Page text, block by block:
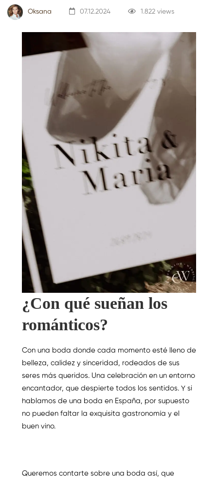
Oksana 07.12.2024 1.822 views
¿Con qué sueñan los
románticos?
Con una boda donde cada momento esté lleno de
belleza, calidez y sinceridad, rodeados de sus
seres más queridos. Una celebración en un entorno
encantador, que despierte todos los sentidos. Y si
hablamos de una boda en España, por supuesto
no pueden faltar la exquisita gastronomía y el
buen vino.
Queremos contarte sobre una boda así, que